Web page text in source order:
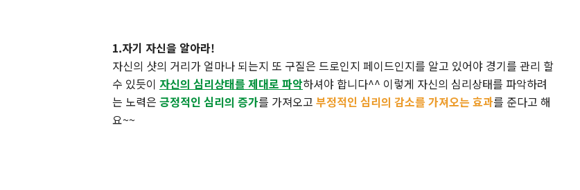
1.자기 자신을 알아라!
자신의 샷의 거리가 얼마나 되는지 또 구질은 드로인지 페이드인지를 알고 있어야 경기를 관리 할
수 있듯이 자신의 심리상태를 제대로 파악하셔야 합니다^^ 이렇게 자신의 심리상태를 파악하려
는 노력은 긍정적인 심리의 증가를 가져오고 부정적인 심리의 감소를 가져오는 효과를 준다고 해
요~~